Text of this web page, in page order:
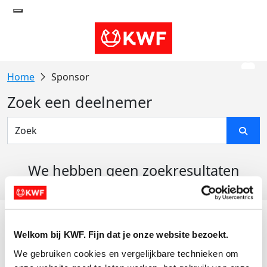
Welkom bij KWF. Fijn dat je onze website bezoekt.
We gebruiken cookies en vergelijkbare technieken om
Sponsor
Zoek een deelnemer
We hebben geen zoekresultaten
Actiematerialen
Evenementen